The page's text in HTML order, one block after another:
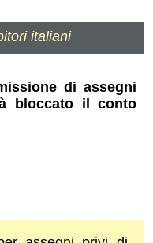
italiani
di assegni
bloccato il conto